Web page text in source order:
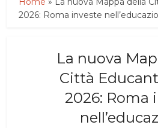
2026: Roma investe
La nuova
Città
2026: Roma